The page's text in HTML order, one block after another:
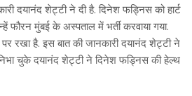
दयानंद शेट्टी ने दी है. दिनेश फड्निस को हार्ट
मुंबई के अस्पताल में भर्ती करवाया गया.
पर रखा है. इस बात की जानकारी दयानंद शेट्टी ने
चुके दयानंद शेट्टी ने दिनेश फड्निस की हेल्थ